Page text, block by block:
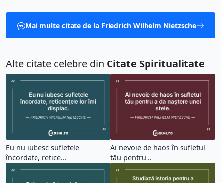
Mai multe citate de la Friedrich Wilhelm Nietzsche
Alte citate celebre din Citate Spiritualitate
Eu nu iubesc sufletele
încordate, retice...
Ai nevoie de haos în sufletul
tău pentru...